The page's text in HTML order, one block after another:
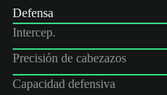
Defensa
Intercep.
Precisión de cabezazos
Capacidad defensiva